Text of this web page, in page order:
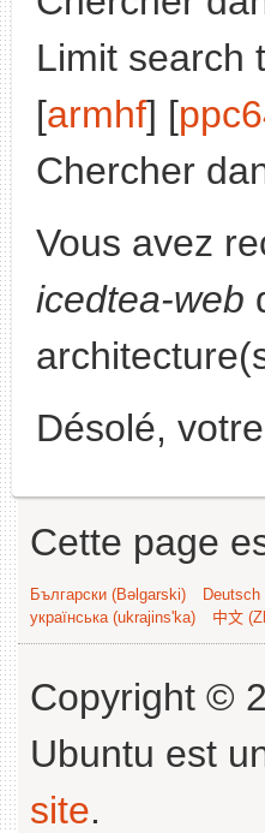
Limit search
[armhf] [
Chercher
Vous avez
icedtea-web
Désolé,
Cette page
Български (Bəlgarski) Deutsch
українська (ukrajins'ka)
中文
Copyright ©
Ubuntu est
site.